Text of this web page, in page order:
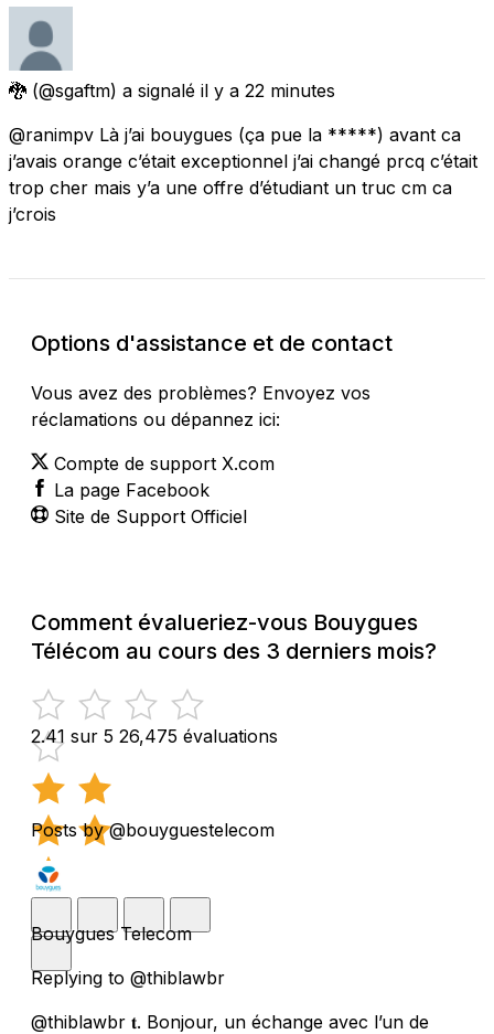
🐉 (@sgaftm) a signalé il y a 22 minutes
@ranimpv Là j’ai bouygues (ça pue la *****) avant ca
j’avais orange c’était exceptionnel j’ai changé prcq c’était
trop cher mais y’a une offre d’étudiant un truc cm ca
j’crois
Options d'assistance et de contact
Vous avez des problèmes? Envoyez vos
réclamations ou dépannez ici:
Compte de support X.com
La page Facebook
Site de Support Officiel
Comment évalueriez-vous Bouygues
Télécom au cours des 3 derniers mois?
2.41 sur 5 26,475 évaluations
Posts by @bouyguestelecom
Bouygues Telecom
Replying to @thiblawbr
@thiblawbr 𝐭. Bonjour, un échange avec l’un de